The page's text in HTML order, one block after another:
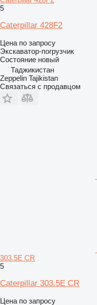
5
Caterpillar 428F2
Цена по запросу
Экскаватор-погрузчик
Состояние новый
Таджикистан
Zeppelin Tajikistan
Связаться с продавцом
303.5E CR
5
Caterpillar 303.5E CR
Цена по запросу